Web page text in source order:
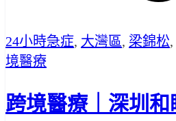
24小時急症, 大灣區, 梁錦松,
境醫療
跨境醫療｜深圳